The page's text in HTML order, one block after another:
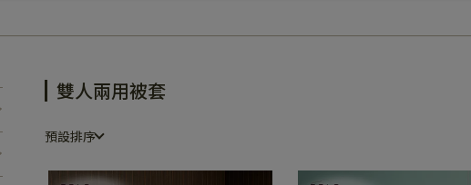
雙人兩用被套
預設排序